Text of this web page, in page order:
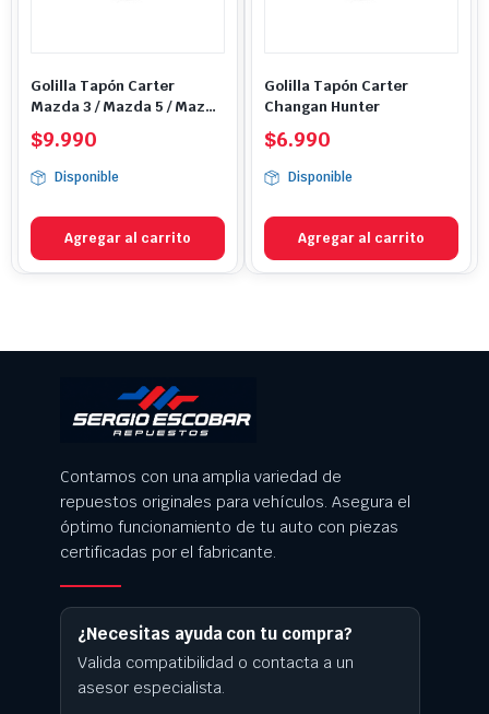
Golilla Tapón Carter
Mazda 3 / Mazda 5 / Mazda
6 / Mazda CX3 / Mazda CX5
/ Mazda CX7 / Mazda CX9 /
Mazda MX5 / Mazda RX8
$9.990
Disponible
Agregar al carrito
Golilla Tapón Carter
Changan Hunter
$6.990
Disponible
Agregar al carrito
Contamos con una amplia variedad de
repuestos originales para vehículos. Asegura el
óptimo funcionamiento de tu auto con piezas
certificadas por el fabricante.
¿Necesitas ayuda con tu compra?
Valida compatibilidad o contacta a un
asesor especialista.